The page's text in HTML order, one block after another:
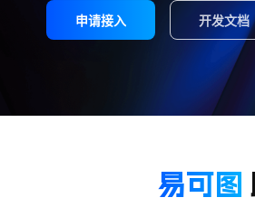
申请接入 开发文档
易可图